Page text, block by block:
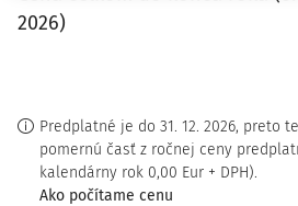
2026)
Predplatné je do 31. 12. 2026, preto
pomernú časť z ročnej ceny
kalendárny rok 0,00 Eur + DPH).
Ako počítame cenu